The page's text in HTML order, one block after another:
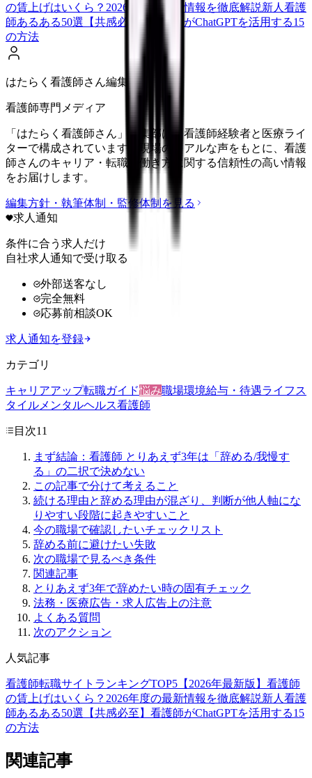
の賃上げはいくら？2026年度の最新情報を徹底解説新人看護
師あるある50選【共感必至】
看護師がChatGPTを活用する15
の方法
はたらく看護師さん編集部
看護師専門メディア
「はたらく看護師さん」編集部は、看護師経験者と医療ライ
ターで構成されています。現場のリアルな声をもとに、看護
師さんのキャリア・転職・働き方に関する信頼性の高い情報
をお届けします。
編集方針・執筆体制・監修体制を見る
求人通知
条件に合う求人だけ
自社求人通知で受け取る
外部送客なし
完全無料
応募前相談OK
求人通知を登録
カテゴリ
キャリアアップ転職ガイド悩み職場環境給与・待遇ライフス
タイル メンタルヘルス看護師
目次11
まず結論：看護師 とりあえず3年は「辞める/我慢す
る」の二択で決めない
この記事で分けて考えること
続ける理由と辞める理由が混ざり、判断が他人軸にな
りやすい段階に起きやすいこと
今の職場で確認したいチェックリスト
辞める前に避けたい失敗
次の職場で見るべき条件
関連記事
とりあえず3年で辞めたい時の固有チェック
法務・医療広告・求人広告上の注意
よくある質問
次のアクション
人気記事
看護師転職サイトランキングTOP5【2026年最新版】 看護師
の賃上げはいくら？2026年度の最新情報を徹底解説新人看護
師あるある50選【共感必至】 看護師がChatGPTを活用する15
の方法
関連記事